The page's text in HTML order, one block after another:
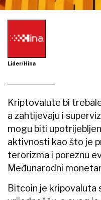
Lider/Hina
Kriptovalute bi
a zahtijevaju i
mogu biti
aktivnosti kao što je
terorizma i poreznu
Međunarodni
Bitcoin je kripovaluta